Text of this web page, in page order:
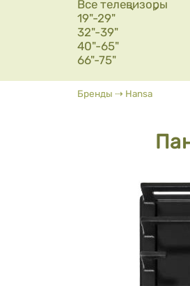
Все телевизоры
19"-29"
32"-39"
40"-65"
66"-75"
Вы здесь
Бренды ⇢ Hansa